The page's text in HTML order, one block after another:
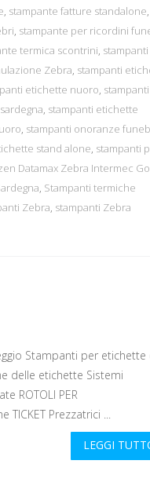
, stampante fatture standalone,
, stampante per ricordini
termica scontrini, stampanti
Zebra, stampanti
etichette nuoro, stampanti
, stampanti etichette
, stampanti onoranze
stand alone, stampanti
Datamax Zebra Intermec
, Stampanti termiche
Zebra, stampanti Zebra
Stampanti per etichette
delle etichette Sistemi
ROTOLI PER
TICKET Prezzatrici ...
LEGGI